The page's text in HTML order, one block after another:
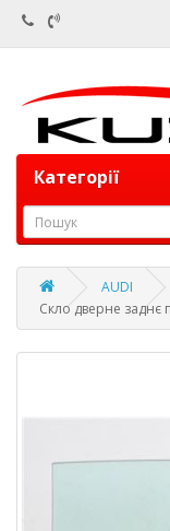
Категорії
AUDI
Скло дверне заднє